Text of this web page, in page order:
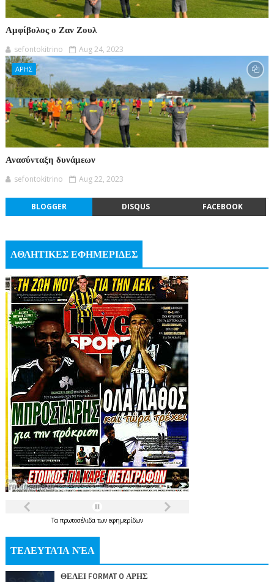
Αμφίβολος ο Ζαν Ζουλ
sefontokitrino Aug 24, 2023
ΑΡΗΣ
Ανασύνταξη δυνάμεων
sefontokitrino Aug 22, 2023
BLOGGER DISQUS FACEBOOK
ΑΘΛΗΤΙΚΕΣ ΕΦΗΜΕΡΙΔΕΣ
Τα πρωτοσέλιδατων εφημερίδων
ΤΕΛΕΥΤΑΊΑ ΝΈΑ
ΘΕΛΕΙ FORMAT O ΑΡΗΣ